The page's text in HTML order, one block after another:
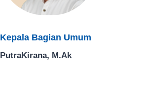
Kepala Bagian Umum
PutraKirana, M.Ak